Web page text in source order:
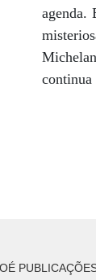
agenda.
continua